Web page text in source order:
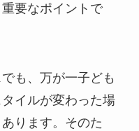
要なポイントで
も、万が一子ども
イルが変わった場
ります。そのた